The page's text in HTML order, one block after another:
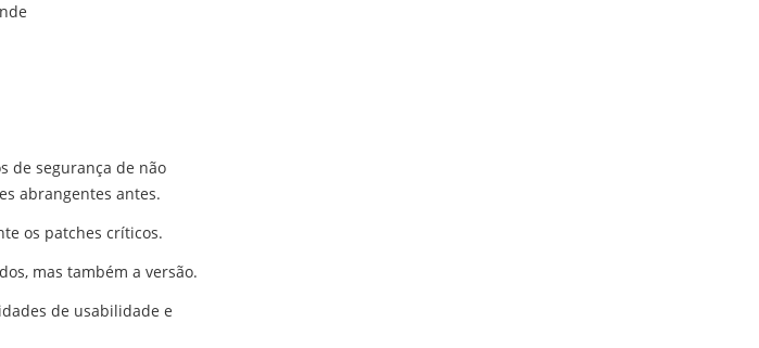
de segurança de não
abrangentes antes.
os patches críticos.
mas também a versão.
de usabilidade e